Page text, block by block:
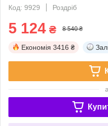
Код: 9929
Роздріб
5 124 ₴ 8 540 ₴
Економія 3416 ₴